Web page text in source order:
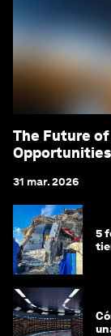
The Future
31 mar. 2026
5